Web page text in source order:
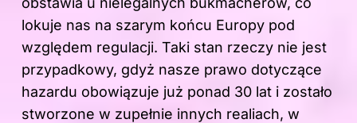
lokuje nas na szarym końcu Europy pod
względem regulacji. Taki stan rzeczy nie jest
przypadkowy, gdyż nasze prawo dotyczące
hazardu obowiązuje już ponad 30 lat i zostało
stworzone w zupełnie innych realiach, w